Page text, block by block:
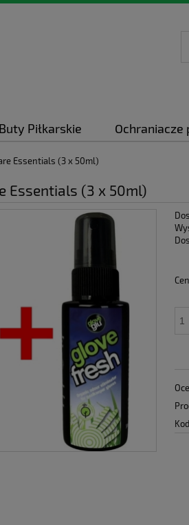
Buty Piłkarskie Ochraniacze
Essentials (3 x 50ml)
Essentials (3 x 50ml)